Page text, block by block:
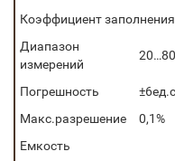
Коэффициент
Диапазон
измерений
Погрешность
Макс.разрешение
0,1%
Емкость